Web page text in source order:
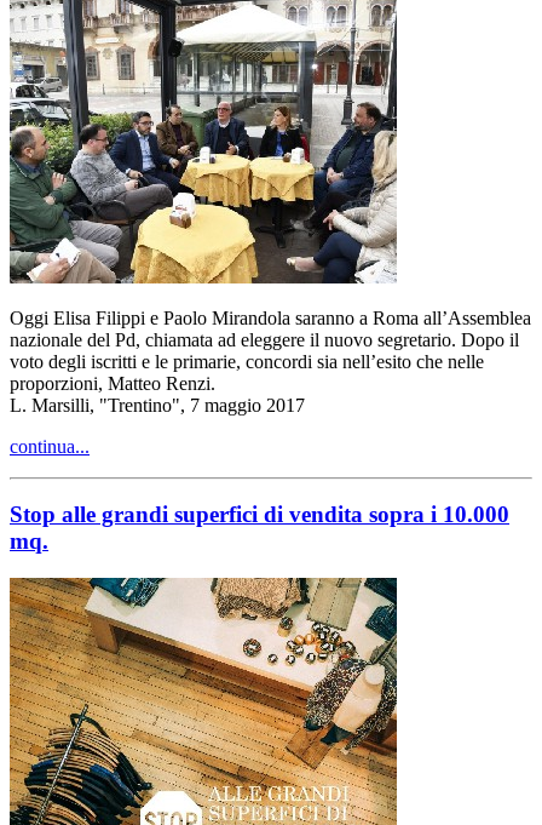
Oggi Elisa Filippi e Paolo Mirandola saranno a Roma all’Assemblea
nazionale del Pd, chiamata ad eleggere il nuovo segretario. Dopo il
voto degli iscritti e le primarie, concordi sia nell’esito che nelle
proporzioni, Matteo Renzi.
L. Marsilli, "Trentino", 7 maggio 2017
continua...
Stop alle grandi superfici di vendita sopra i 10.000
mq.